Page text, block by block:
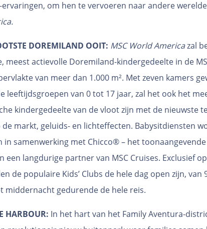
om hen te vervoeren naar andere
DOREMILAND OOIT: MSC World Americazal
meest actievolle Doremiland-kindergedeelte in de
van meer dan 1.000 m². Met zeven kamers
leeftijdsgroepen van 0 tot 17 jaar, zal het ook het
kindergedeelte van de vloot zijn met de nieuwste
de markt, geluids- en lichteffecten. Babysitdiensten
in samenwerking met Chicco® – het
een langdurige partner van MSC Cruises. Exclusief op
de populaire Kids’ Clubs de hele dag open zijn, van
middernacht gedurende de hele reis.
HARBOUR: In het hart van het Family Aventura-